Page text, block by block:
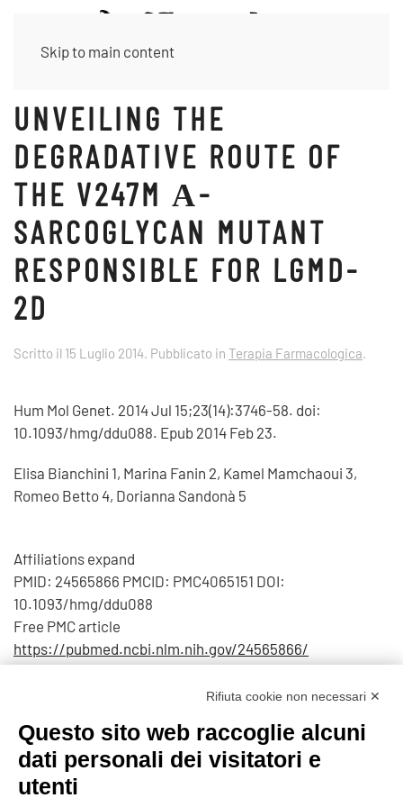
Skip to main content
UNVEILING THE
DEGRADATIVE ROUTE OF
THE V247M Α-
SARCOGLYCAN MUTANT
RESPONSIBLE FOR LGMD-
2D
Scritto il 15 Luglio 2014. Pubblicato in Terapia Farmacologica.
Hum Mol Genet. 2014 Jul 15;23(14):3746-58. doi:
10.1093/hmg/ddu088. Epub 2014 Feb 23.
Elisa Bianchini 1, Marina Fanin 2, Kamel Mamchaoui 3,
Romeo Betto 4, Dorianna Sandonà 5
Affiliations expand
PMID: 24565866 PMCID: PMC4065151 DOI:
10.1093/hmg/ddu088
Free PMC article
https://pubmed.ncbi.nlm.nih.gov/24565866/
Prec
Rifiuta cookie non necessari ✕
Questo sito web raccoglie alcuni
dati personali dei visitatori e
utenti